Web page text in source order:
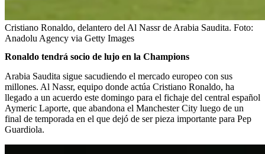
Cristiano Ronaldo, delantero del Al Nassr de Arabia Saudita. Foto:
Anadolu Agency via Getty Images
Ronaldo tendrá socio de lujo en la Champions
Arabia Saudita sigue sacudiendo el mercado europeo con sus
millones. Al Nassr, equipo donde actúa Cristiano Ronaldo, ha
llegado a un acuerdo este domingo para el fichaje del central español
Aymeric Laporte, que abandona el Manchester City luego de un
final de temporada en el que dejó de ser pieza importante para Pep
Guardiola.